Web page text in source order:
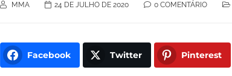
MMA 24 DE JULHO DE 2020 0 COMENTÁRIO
Facebook Twitter Pinterest